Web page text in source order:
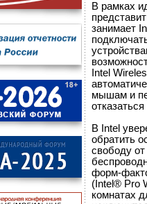
В рамках
занимает
Intel
мышам и
В Intel
обратить
свободу
форм-
(Intel® Pro
комнатах